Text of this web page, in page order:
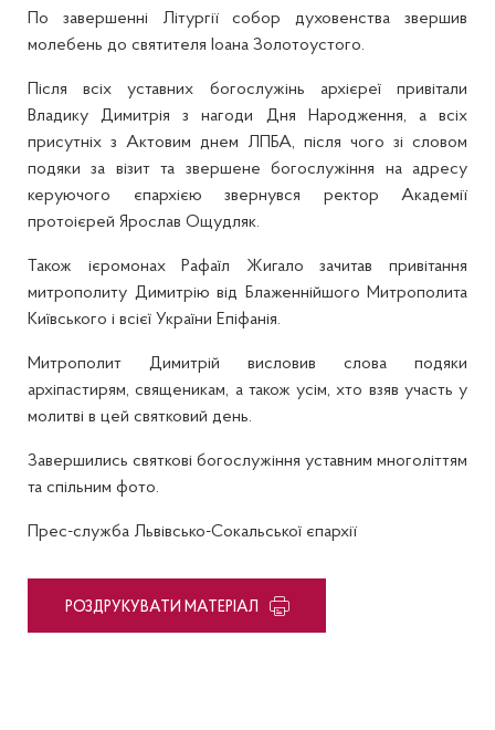
По завершенні Літургії собор духовенства звершив
молебень до святителя Іоана Золотоустого.
Після всіх уставних богослужінь архієреї привітали
Владику Димитрія з нагоди Дня Народження, а всіх
присутніх з Актовим днем ЛПБА, після чого зі словом
подяки за візит та звершене богослужіння на адресу
керуючого єпархією звернувся ректор Академії
протоієрей Ярослав Ощудляк.
Також ієромонах Рафаїл Жигало зачитав привітання
митрополиту Димитрію від Блаженнійшого Митрополита
Київського і всієї України Епіфанія.
Митрополит Димитрій висловив слова подяки
архіпастирям, священикам, а також усім, хто взяв участь у
молитві в цей святковий день.
Завершились святкові богослужіння уставним многоліттям
та спільним фото.
Прес-служба Львівсько-Сокальської єпархії
PОЗДРУКУВАТИ МАТЕРІАЛ